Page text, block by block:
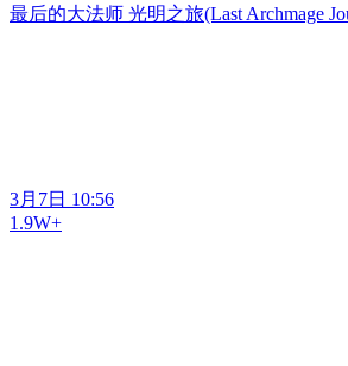
最后的大法师 光明之旅(Last Archmage
3月7日 10:56
1.9W+